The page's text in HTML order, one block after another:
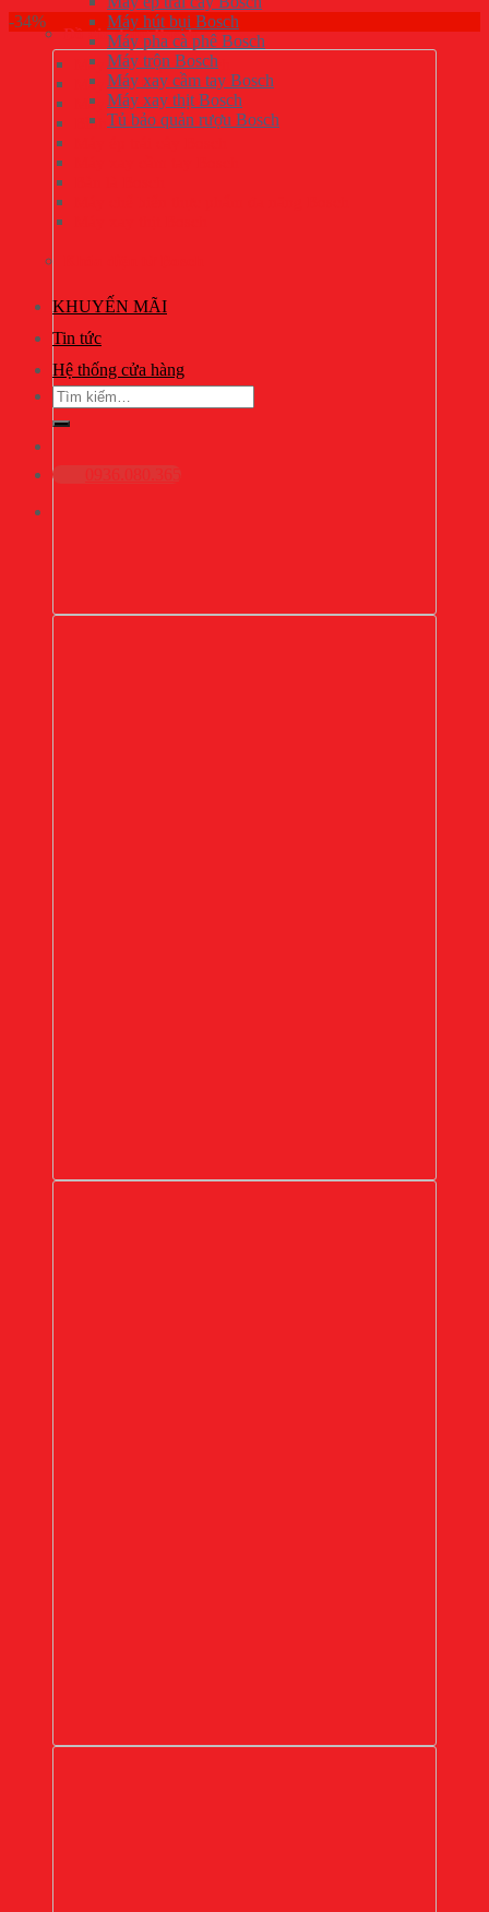
Đồ gia dụng Bosch
Máy pha cà phê Bosch
Máy trộn Bosch
Máy hút bụi Bosch
Bình siêu tốc Bosch
KHUYẾN MÃI
Tin tức
Hệ thống cửa hàng
Tìm
kiếm:
Máy hút bụi Bosch
Máy pha cà phê Bosch
Máy trộn Bosch
Máy xay cầm tay Bosch
Máy xay thịt Bosch
Tủ bảo quản rượu Bosch
-34%